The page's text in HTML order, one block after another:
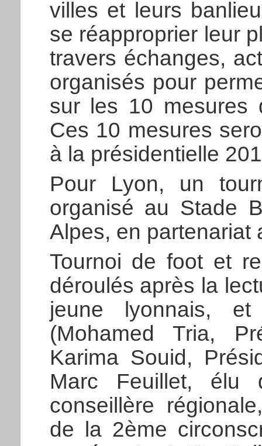
villes et leurs
se réapproprier leur
travers échanges,
organisés pour
sur les 10 mesures
Ces 10 mesures
à la présidentielle
Pour Lyon, un
organisé au Stade
Alpes, en partenariat
Tournoi de foot et
déroulés après la
jeune lyonnais, et
(Mohamed Tria,
Karima Souid,
Marc Feuillet, élu
conseillère
de la 2ème